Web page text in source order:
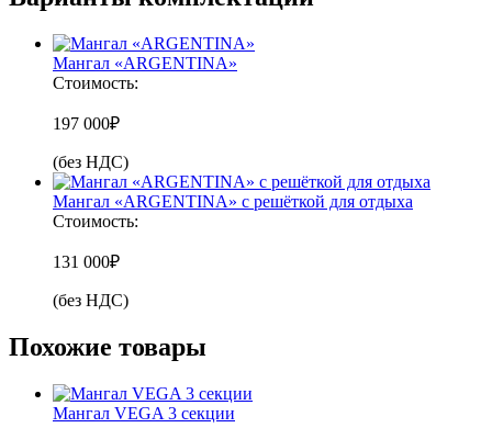
Мангал «ARGENTINA»
Стоимость:
197 000₽
(без НДС)
Мангал «ARGENTINA» с решёткой для отдыха
Стоимость:
131 000₽
(без НДС)
Похожие товары
Мангал VEGA 3 секции